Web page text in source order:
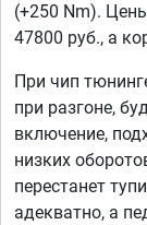
(+250 Nm).
47800 руб., а
При чип
при разгоне,
включение,
низких
перестанет
адекватно, а